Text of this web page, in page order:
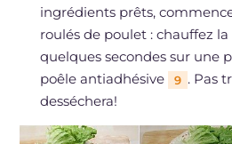
ingrédients prêts,
roulés de poulet : chauffez
quelques secondes sur une
poêle antiadhésive
9 . Pas
desséchera!